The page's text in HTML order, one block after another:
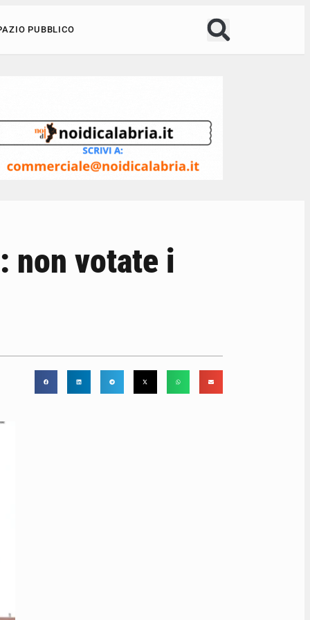
PUBBLICO
non votate i